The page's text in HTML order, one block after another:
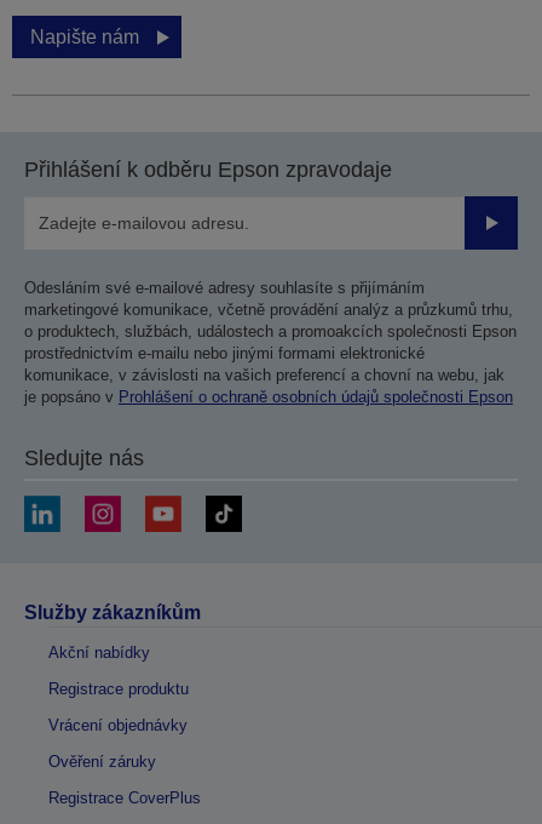
Napište nám
Přihlášení k odběru Epson zpravodaje
Odesláním své e-mailové adresy souhlasíte s přijímáním
marketingové komunikace, včetně provádění analýz a průzkumů trhu,
o produktech, službách, událostech a promoakcích společnosti Epson
prostřednictvím e-mailu nebo jinými formami elektronické
komunikace, v závislosti na vašich preferencí a chovní na webu, jak
je popsáno v Prohlášení o ochraně osobních údajů společnosti Epson
Sledujte nás
Služby zákazníkům
Akční nabídky
Registrace produktu
Vrácení objednávky
Ověření záruky
Registrace CoverPlus